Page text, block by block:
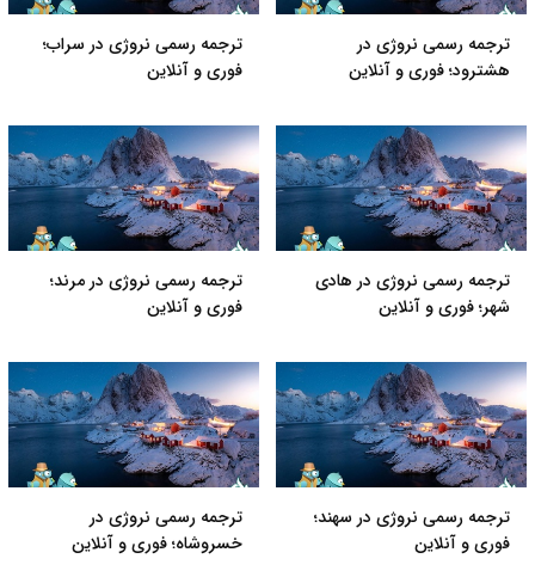
ترجمه رسمی نروژی در
هشترود؛ فوری و آنلاین
ترجمه رسمی نروژی در سراب؛
فوری و آنلاین
ترجمه رسمی نروژی در هادی
شهر؛ فوری و آنلاین
ترجمه رسمی نروژی در مرند؛
فوری و آنلاین
ترجمه رسمی نروژی در سهند؛
فوری و آنلاین
ترجمه رسمی نروژی در
خسروشاه؛ فوری و آنلاین